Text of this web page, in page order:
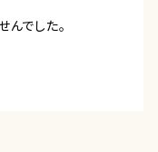
でした。